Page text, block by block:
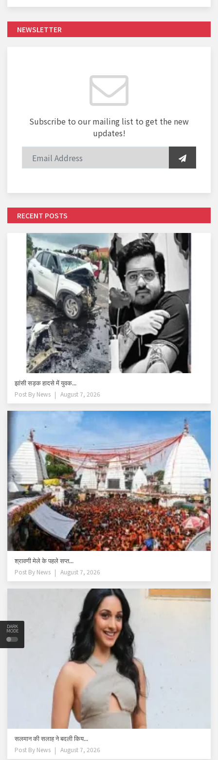
DARK
MODE
NEWSLETTER
Subscribe to our mailing list to get the new
updates!
RECENT POSTS
झांसी सड़क हादसे में युवक...
Post By News August 7, 2026
श्रावणी मेले के पहले सप्त...
Post By News August 7, 2026
सलमान की सलाह ने बदली किय...
Post By News August 7, 2026